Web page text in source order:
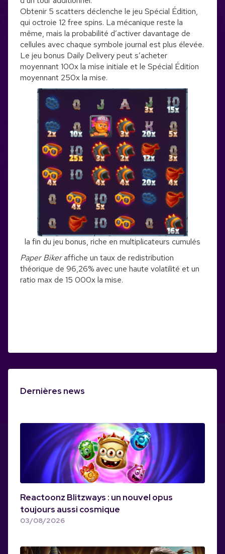
Obtenir 5 scatters déclenche le jeu Spécial Édition,
qui octroie 12 free spins. La mécanique reste la
même, mais la probabilité d’activer davantage de
cellules avec chaque symbole journal est plus élevée.
Le jeu bonus Daily Delivery peut s’acheter
moyennant 100x la mise initiale et le Spécial Édition
moyennant 250x la mise.
la fin du jeu bonus, riche en multiplicateurs cumulés
Paper Bikeraffiche un taux de redistribution
théorique de 96,26% avec une haute volatilité et un
ratio max de 15 000x la mise.
Dernières news
Reactoonz Blitzways : un nouvel opus
toujours aussi cosmique
03/08/2026